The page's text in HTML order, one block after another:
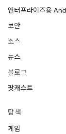
엔터프라이즈용
보안
소스
뉴스
블로그
팟캐스트
탐색
게임